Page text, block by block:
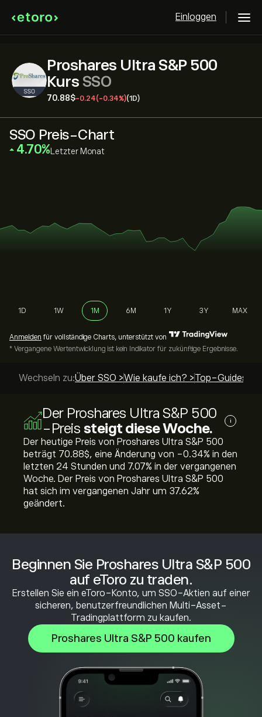
Einloggen
Proshares Ultra S&P 500
Kurs SSO
70.88‎$‎-0.24(-0.34%)(1D)
Beginnen Sie Proshares Ultra S&P 500
auf eToro zu traden.
Erstellen Sie ein eToro-Konto, um SSO-Aktien auf einer
sicheren, benutzerfreundlichen Multi-Asset-
Tradingplattform zu kaufen.
Proshares Ultra S&P 500 kaufen
SSO Preis-Chart
‎4.70‎ Letzter Monat
1D 1W 1M 6M 1Y 3Y MAX
Anmelden für vollständige Charts, unterstützt von
* Vergangene Wertentwicklung ist kein Indikator für zukünftige Ergebnisse.
Wechseln zu:Über SSO >Wie kaufe ich? >Top-Guides >
Der Proshares Ultra S&P 500
-Preis steigt diese Woche. i
Der heutige Preis von Proshares Ultra S&P 500
beträgt 70.88‎$‎, eine Änderung von ‎-0.34‎% in den
letzten 24 Stunden und ‎7.07‎% in der vergangenen
Woche. Der Preis von Proshares Ultra S&P 500
hat sich im vergangenen Jahr um ‎37.62‎%
geändert.